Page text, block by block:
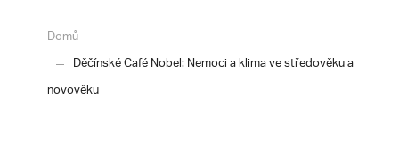
Domů
Děčínské Café Nobel: Nemoci a klima ve středověku a
novověku